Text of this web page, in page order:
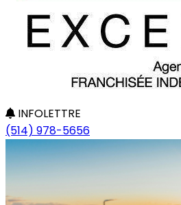
INFOLETTRE
(514) 978-5656